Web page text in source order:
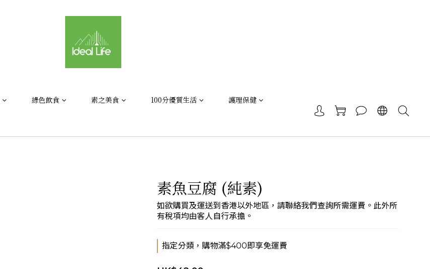
綠色飲食 素之美食 100分優質生活 護理保健
素魚豆腐 (純素)
如欲購買及運送到香港以外地區，請聯絡我們查詢所需運費。此外所
有稅項均由客人自行承擔。
指定分類，購物滿$400即享免運費